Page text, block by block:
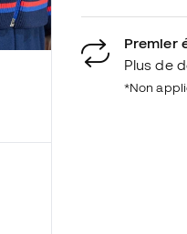
Premier
Plus de
*Non